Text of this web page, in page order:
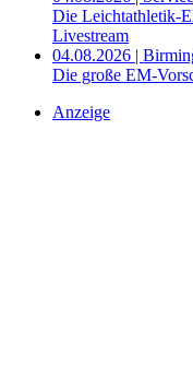
Die Leichtathletik-
Livestream
04.08.2026 |
Die große EM-
Anzeige